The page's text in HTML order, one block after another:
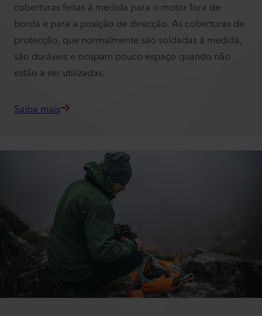
coberturas feitas à medida para o motor fora de
borda e para a posição de direcção. As coberturas de
protecção, que normalmente são soldadas à medida,
são duráveis e ocupam pouco espaço quando não
estão a ser utilizadas.
Saiba mais